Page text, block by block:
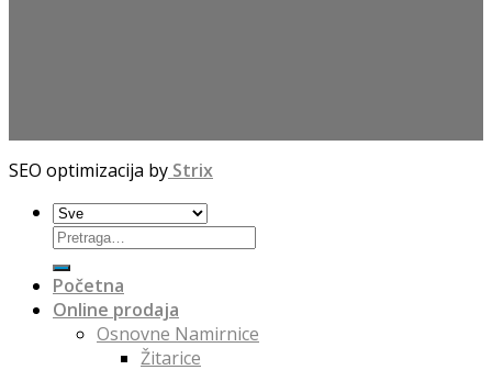
SEO optimizacija by Strix
Početna
Online prodaja
Osnovne Namirnice
Žitarice